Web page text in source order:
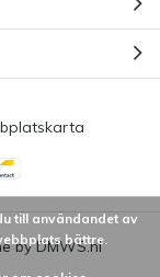
byDMWS.nl
till användandet av
bättre.